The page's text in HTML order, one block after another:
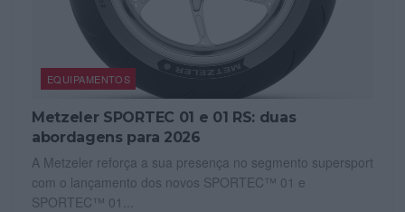
EQUIPAMENTOS
Metzeler SPORTEC 01 e 01 RS: duas
abordagens para 2026
A Metzeler reforça a sua presença no segmento supersport
com o lançamento dos novos SPORTEC™ 01 e
SPORTEC™ 01...